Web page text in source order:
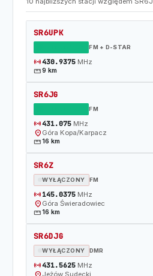
SR6UPK
FM + D-STAR
sensors430.9375MHz
straighten9 km
SR6JG
FM
sensors431.075MHz
location_on Góra Kopa/Karpacz
straighten16 km
SR6Z
WYŁĄCZONY FM
sensors 145.0375MHz
location_on Góra Świeradowiec
straighten16 km
SR6DJG
WYŁĄCZONY DMR
sensors431.5625MHz
Jeżów Sudecki